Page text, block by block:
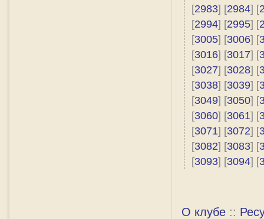
[2983] [2984] [
[2994] [2995] [
[3005] [3006] [
[3016] [3017] [
[3027] [3028] [
[3038] [3039] [
[3049] [3050] [
[3060] [3061] [
[3071] [3072] [
[3082] [3083] [
[3093] [3094] [
О клубе ::